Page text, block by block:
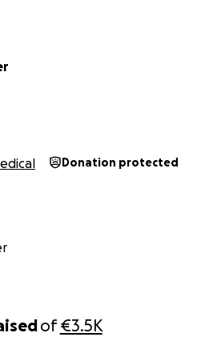
of€3.5K
Donation protected